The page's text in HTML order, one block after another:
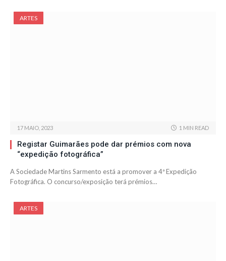
ARTES
17 MAIO, 2023 1 MIN READ
Registar Guimarães pode dar prémios com nova
“expedição fotográfica”
A Sociedade Martins Sarmento está a promover a 4ª Expedição
Fotográfica. O concurso/exposição terá prémios…
ARTES